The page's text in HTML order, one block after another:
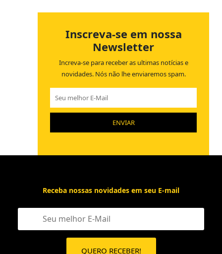
Inscreva-se em nossa
Newsletter
Increva-se para receber asultimas notícias e
novidades.Nós não lhe enviaremos spam.
Receba nossas novidades em seu E-mail